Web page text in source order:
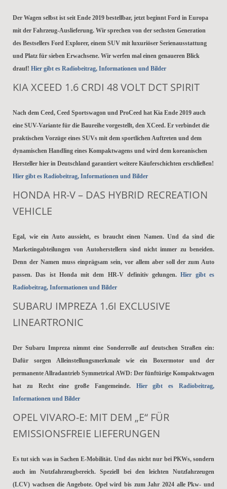
Der Wagen selbst ist seit Ende 2019 bestellbar, jetzt beginnt Ford in Europa
mit der Fahrzeug-Auslieferung. Wir sprechen von der sechsten Generation
des Bestsellers Ford Explorer, einem SUV mit luxuriöser Serienausstattung
und Platz für sieben Erwachsene. Wir werfen mal einen genaueren Blick
drauf! Hier gibt es Radiobeitrag, Informationen und Bilder
KIA XCEED 1.6 CRDI 48 VOLT DCT SPIRIT
Nach dem Ceed, Ceed Sportswagon und ProCeed hat Kia Ende 2019 auch
eine SUV-Variante für die Baureihe vorgestellt, den XCeed. Er verbindet die
praktischen Vorzüge eines SUVs mit dem sportlichen Auftreten und dem
dynamischen Handling eines Kompaktwagens und wird dem koreanischen
Hersteller hier in Deutschland garantiert weitere Käuferschichten erschließen!
Hier gibt es Radiobeitrag, Informationen und Bilder
HONDA HR-V – DAS HYBRID RECREATION
VEHICLE
Egal, wie ein Auto aussieht, es braucht einen Namen. Und da sind die
Marketingabteilungen von Autoherstellern sind nicht immer zu beneiden.
Denn der Namen muss einprägsam sein, vor allem aber soll der zum Auto
passen. Das ist Honda mit dem HR-V definitiv gelungen.Hier gibt es
Radiobeitrag, Informationen und Bilder
SUBARU IMPREZA 1.6I EXCLUSIVE
LINEARTRONIC
Der Subaru Impreza nimmt eine Sonderrolle auf deutschen Straßen ein:
Dafür sorgen Alleinstellungsmerkmale wie ein Boxermotor und der
permanente Allradantrieb Symmetrical AWD: Der fünftürige Kompaktwagen
hat zu Recht eine große Fangemeinde. Hier gibt es Radiobeitrag,
Informationen und Bilder
OPEL VIVARO-E: MIT DEM „E“ FÜR
EMISSIONSFREIE LIEFERUNGEN
Es tut sich was in Sachen E-Mobilität. Und das nicht nur bei PKWs, sondern
auch im Nutzfahrzeugbereich. Speziell bei den leichten Nutzfahrzeugen
(LCV) wachsen die Angebote. Opel wird bis zum Jahr 2024 alle Pkw- und